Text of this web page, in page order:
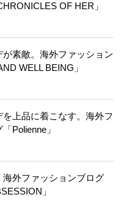
OF HER」
が素敵。海外ファッション
WELL BEING」
上品に着こなす。海外フ
Polienne」
外ファッションブログ
」